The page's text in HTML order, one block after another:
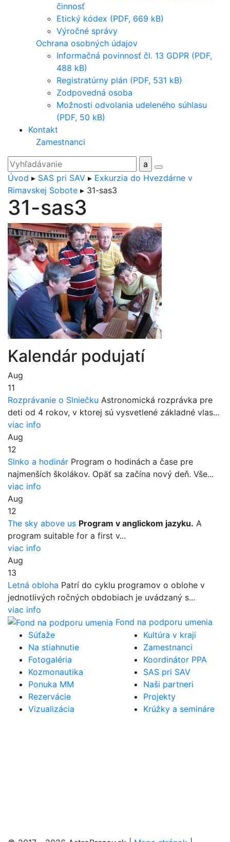
činnosť
Etický kódex (PDF, 669 kB)
Výročné správy
Ochrana osobných údajov
Informačná povinnosť čl. 13 GDPR (PDF,
488 kB)
Registratúrny plán (PDF, 531 kB)
Zodpovedná osoba
Možnosti odvolania udeleného súhlasu
(PDF, 50 kB)
Kontakt
Zamestnanci
Úvod ▸ SAS pri SAV ▸ Exkurzia do Hvezdárne v
Rimavskej Sobote ▸ 31-sas3
31-sas3
Kalendár podujatí
Aug
11
Rozprávanie o Slniečku Astronomická rozprávka pre
deti od 4 rokov, v ktorej sú vysvetlené základné vlas...
viac info
Aug
12
Slnko a hodinár Program o hodinách a čase pre
najmenších školákov. Opäť sa začína nový deň. Vše...
viac info
Aug
12
The sky above us Program v anglickom jazyku. A
program suitable for a first v...
viac info
Aug
13
Letná obloha Patrí do cyklu programov o oblohe v
jednotlivých ročných obdobiach je uvádzaný s...
viac info
Fond na podporu umenia
Súťaže
Na stiahnutie
Fotogaléria
Kozmonautika
Ponuka MM
Rezervácie
Vizualizácia
Kultúra v kraji
Zamestnanci
Koordinátor PPA
SAS pri SAV
Naši partneri
Projekty
Krúžky a semináre